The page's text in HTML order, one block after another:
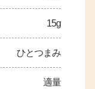
15g
ひとつまみ
適量